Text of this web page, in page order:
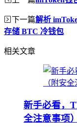
下一篇解析
存储 BTC 冷钱包
相关文章
新手必看，
全注意事项）